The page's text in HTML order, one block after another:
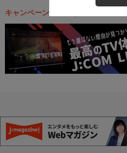
キャンペーン・お得な情報